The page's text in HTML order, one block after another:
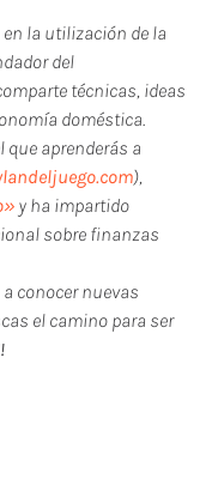
la utilización de la
del
técnicas, ideas
doméstica.
que aprenderás a
),
y ha impartido
sobre finanzas
conocer nuevas
el camino para ser